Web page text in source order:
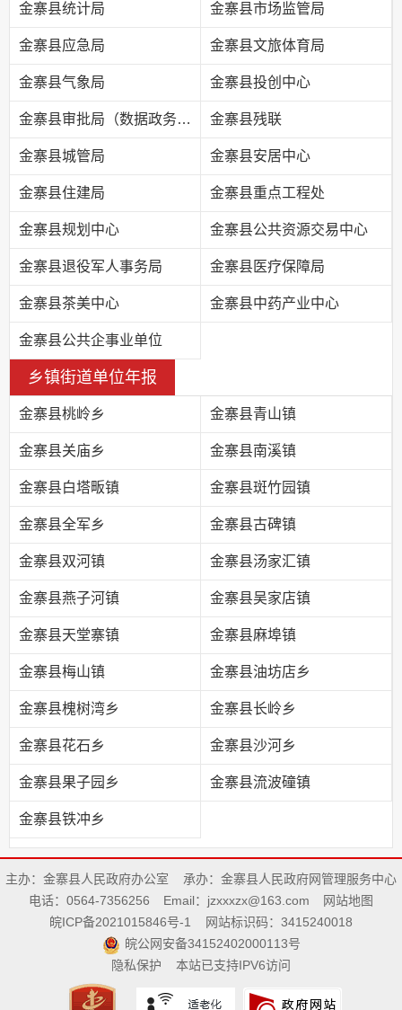
金寨县统计局 金寨县市场监管局
金寨县应急局 金寨县文旅体育局
金寨县气象局 金寨县投创中心
金寨县审批局（数据政务局） 金寨县残联
金寨县城管局 金寨县安居中心
金寨县住建局 金寨县重点工程处
金寨县规划中心 金寨县公共资源交易中心
金寨县退役军人事务局 金寨县医疗保障局
金寨县茶美中心 金寨县中药产业中心
金寨县公共企事业单位
乡镇街道单位年报
金寨县桃岭乡 金寨县青山镇
金寨县关庙乡 金寨县南溪镇
金寨县白塔畈镇 金寨县斑竹园镇
金寨县全军乡 金寨县古碑镇
金寨县双河镇 金寨县汤家汇镇
金寨县燕子河镇 金寨县吴家店镇
金寨县天堂寨镇 金寨县麻埠镇
金寨县梅山镇 金寨县油坊店乡
金寨县槐树湾乡 金寨县长岭乡
金寨县花石乡 金寨县沙河乡
金寨县果子园乡 金寨县流波䃥镇
金寨县铁冲乡
主办：金寨县人民政府办公室
承办：金寨县人民政府网管理服务中心
电话：0564-7356256
Email：jzxxxzx@163.com
网站地图
皖ICP备2021015846号-1
网站标识码：3415240018
皖公网安备34152402000113号
隐私保护
本站已支持IPV6访问